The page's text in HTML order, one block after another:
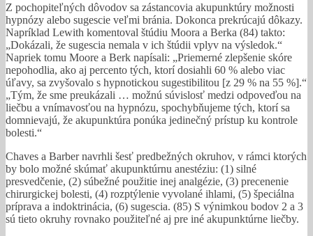
Z pochopiteľných dôvodov sa zástancovia akupunktúry možnosti
hypnózy alebo sugescie veľmi bránia. Dokonca prekrúcajú dôkazy.
Napríklad Lewith komentoval štúdiu Moora a Berka (84) takto:
„Dokázali, že sugescia nemala v ich štúdii vplyv na výsledok.“
Napriek tomu Moore a Berk napísali: „Priemerné zlepšenie skóre
nepohodlia, ako aj percento tých, ktorí dosiahli 60 % alebo viac
úľavy, sa zvyšovalo s hypnotickou sugestibilitou [z 29 % na 55 %].“
„Tým, že sme preukázali … možnú súvislosť medzi odpoveďou na
liečbu a vnímavosťou na hypnózu, spochybňujeme tých, ktorí sa
domnievajú, že akupunktúra ponúka jedinečný prístup ku kontrole
bolesti.“
Chaves a Barber navrhli šesť predbežných okruhov, v rámci ktorých
by bolo možné skúmať akupunktúrnu anestéziu: (1) silné
presvedčenie, (2) súbežné použitie inej analgézie, (3) precenenie
chirurgickej bolesti, (4) rozptýlenie vyvolané ihlami, (5) špeciálna
príprava a indoktrinácia, (6) sugescia. (85) S výnimkou bodov 2 a 3
sú tieto okruhy rovnako použiteľné aj pre iné akupunktúrne liečby.